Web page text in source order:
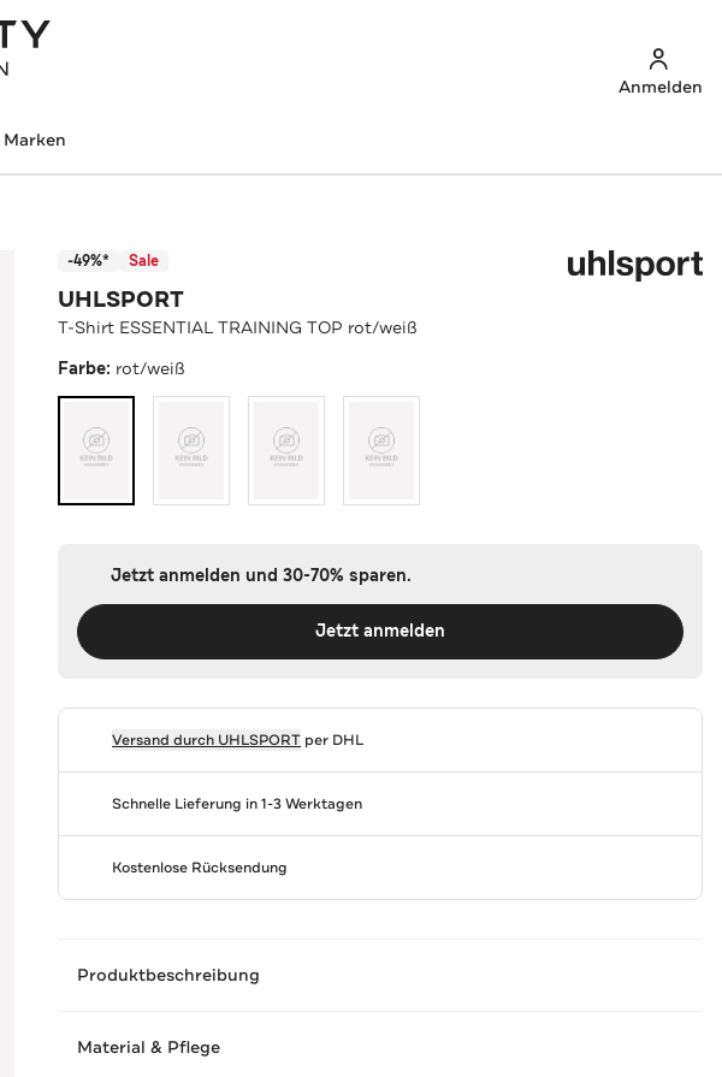
Anmelden
Marken
-49%* Sale
UHLSPORT
T-Shirt ESSENTIAL TRAINING TOP rot/weiß
Farbe: rot/weiß
Jetzt anmelden und 30-70% sparen.
Jetzt anmelden
Versand durch UHLSPORT per DHL
Schnelle Lieferung in 1-3 Werktagen
Kostenlose Rücksendung
Produktbeschreibung
Material & Pflege